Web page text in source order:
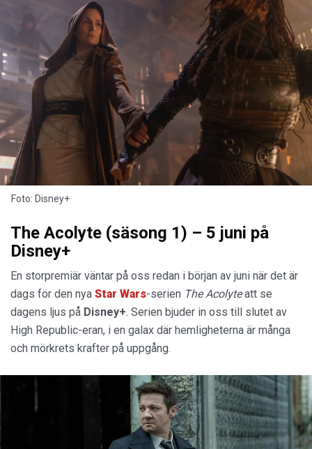
Foto: Disney+
The Acolyte (säsong 1) – 5 juni på
Disney+
En storpremiär väntar på oss redan i början av juni när det är
dags för den nya Star Wars-serien The Acolyteatt se
dagens ljus på Disney+. Serien bjuder in oss till slutet av
High Republic-eran, i en galax där hemligheterna är många
och mörkrets krafter på uppgång.